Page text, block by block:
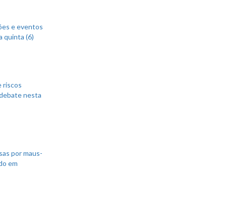
e eventos
quinta (6)
riscos
nesta
por maus-
em